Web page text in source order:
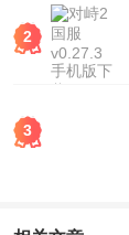
2
3